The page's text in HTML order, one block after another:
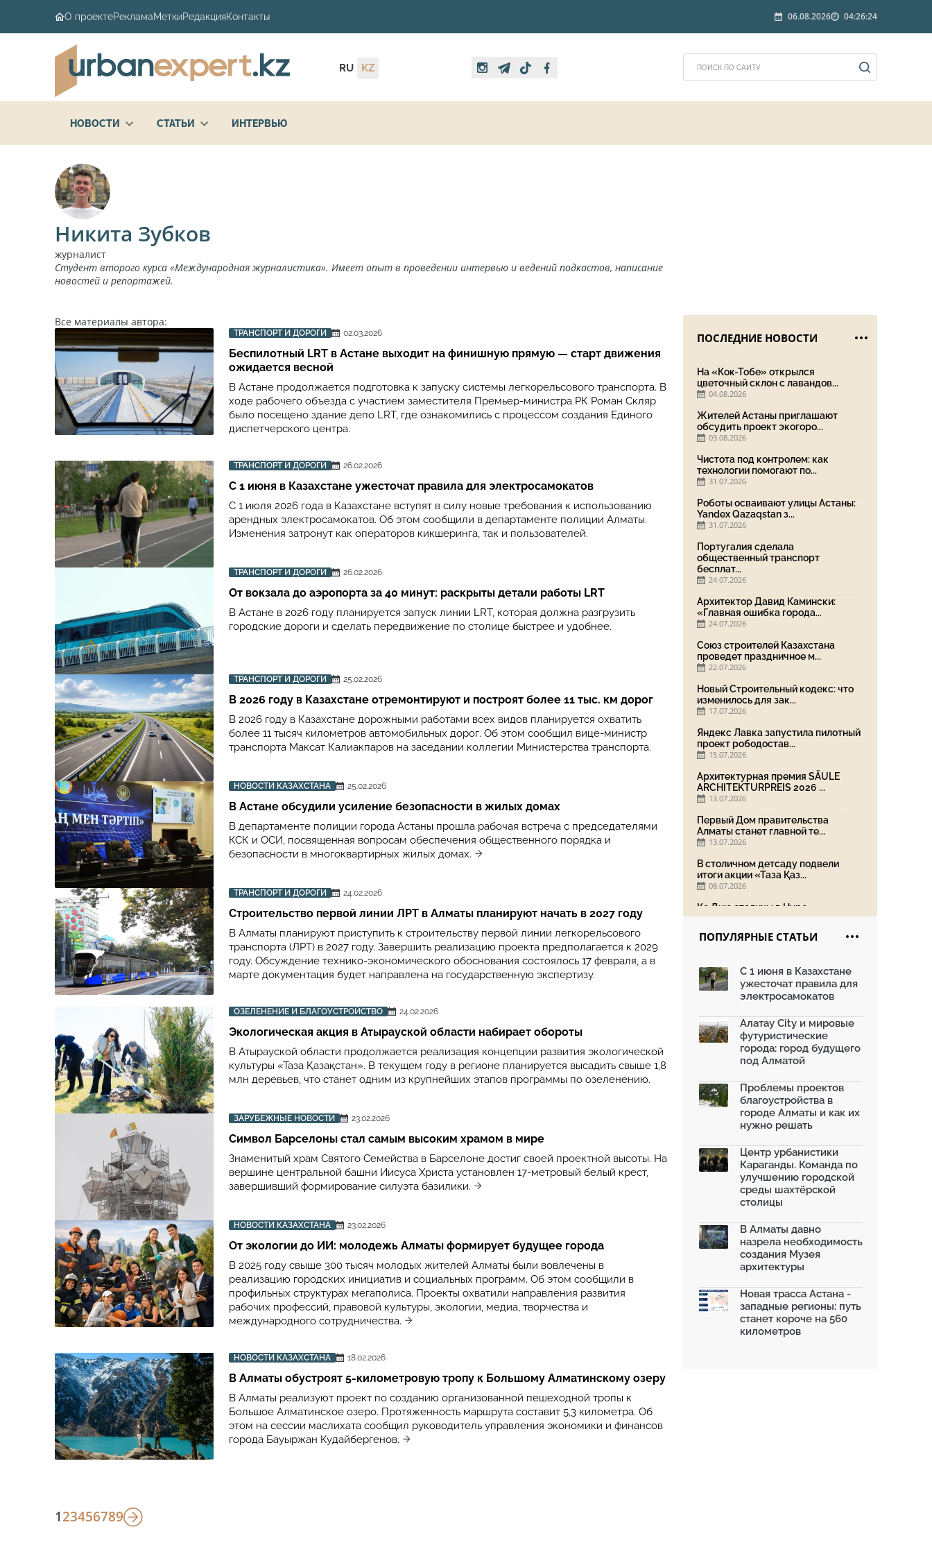
О проектеРекламаМеткиРедакцияКонтакты 06.08.2026 04:26:24
RU KZ
НОВОСТИ СТАТЬИ ИНТЕРВЬЮ
Никита Зубков
журналист
Студент второго курса «Международная журналистика». Имеет опыт в проведении интервью и ведений подкастов, написание
новостей и репортажей.
Все материалы автора:
ТРАНСПОРТ И ДОРОГИ 02.03.2026
Беспилотный LRT в Астане выходит на финишную прямую — старт движения
ожидается весной
В Астане продолжается подготовка к запуску системы легкорельсового транспорта. В
ходе рабочего объезда с участием заместителя Премьер-министра РК Роман Скляр
было посещено здание депо LRT, где ознакомились с процессом создания Единого
диспетчерского центра.
ТРАНСПОРТ И ДОРОГИ 26.02.2026
С 1 июня в Казахстане ужесточат правила для электросамокатов
С 1 июля 2026 года в Казахстане вступят в силу новые требования к использованию
арендных электросамокатов. Об этом сообщили в департаменте полиции Алматы.
Изменения затронут как операторов кикшеринга, так и пользователей.
ТРАНСПОРТ И ДОРОГИ 26.02.2026
От вокзала до аэропорта за 40 минут: раскрыты детали работы LRT
В Астане в 2026 году планируется запуск линии LRT, которая должна разгрузить
городские дороги и сделать передвижение по столице быстрее и удобнее.
ТРАНСПОРТ И ДОРОГИ 25.02.2026
В 2026 году в Казахстане отремонтируют и построят более 11 тыс. км дорог
В 2026 году в Казахстане дорожными работами всех видов планируется охватить
более 11 тысяч километров автомобильных дорог. Об этом сообщил вице-министр
транспорта Максат Калиакпаров на заседании коллегии Министерства транспорта.
НОВОСТИ КАЗАХСТАНА 25.02.2026
В Астане обсудили усиление безопасности в жилых домах
В департаменте полиции города Астаны прошла рабочая встреча с председателями
КСК и ОСИ, посвященная вопросам обеспечения общественного порядка и
безопасности в многоквартирных жилых домах.
ТРАНСПОРТ И ДОРОГИ 24.02.2026
Строительство первой линии ЛРТ в Алматы планируют начать в 2027 году
В Алматы планируют приступить к строительству первой линии легкорельсового
транспорта (ЛРТ) в 2027 году. Завершить реализацию проекта предполагается к 2029
году. Обсуждение технико-экономического обоснования состоялось 17 февраля, а в
марте документация будет направлена на государственную экспертизу.
ОЗЕЛЕНЕНИЕ И БЛАГОУСТРОЙСТВО 24.02.2026
Экологическая акция в Атырауской области набирает обороты
В Атырауской области продолжается реализация концепции развития экологической
культуры «Таза Қазақстан». В текущем году в регионе планируется высадить свыше 1,8
млн деревьев, что станет одним из крупнейших этапов программы по озеленению.
ЗАРУБЕЖНЫЕ НОВОСТИ 23.02.2026
Символ Барселоны стал самым высоким храмом в мире
Знаменитый храм Святого Семейства в Барселоне достиг своей проектной высоты. На
вершине центральной башни Иисуса Христа установлен 17-метровый белый крест,
завершивший формирование силуэта базилики.
НОВОСТИ КАЗАХСТАНА 23.02.2026
От экологии до ИИ: молодежь Алматы формирует будущее города
В 2025 году свыше 300 тысяч молодых жителей Алматы были вовлечены в
реализацию городских инициатив и социальных программ. Об этом сообщили в
профильных структурах мегаполиса. Проекты охватили направления развития
рабочих профессий, правовой культуры, экологии, медиа, творчества и
международного сотрудничества.
НОВОСТИ КАЗАХСТАНА 18.02.2026
В Алматы обустроят 5-километровую тропу к Большому Алматинскому озеру
В Алматы реализуют проект по созданию организованной пешеходной тропы к
Большое Алматинское озеро. Протяженность маршрута составит 5,3 километра. Об
этом на сессии маслихата сообщил руководитель управления экономики и финансов
города Бауыржан Кудайбергенов.
123456789
ПОСЛЕДНИЕ НОВОСТИ
На «Кок-Тобе» открылся
цветочный склон с лавандов...
04.08.2026
Жителей Астаны приглашают
обсудить проект экогоро...
03.08.2026
Чистота под контролем: как
технологии помогают по...
31.07.2026
Роботы осваивают улицы Астаны:
Yandex Qazaqstan з...
31.07.2026
Португалия сделала
общественный транспорт
бесплат...
24.07.2026
Архитектор Давид Камински:
«Главная ошибка города...
24.07.2026
Союз строителей Казахстана
проведет праздничное м...
22.07.2026
Новый Строительный кодекс: что
изменилось для зак...
17.07.2026
Яндекс Лавка запустила пилотный
проект рободостав...
15.07.2026
Архитектурная премия SÄULE
ARCHITEKTURPREIS 2026 ...
13.07.2026
Первый Дом правительства
Алматы станет главной те...
13.07.2026
В столичном детсаду подвели
итоги акции «Таза Қаз...
08.07.2026
Ко Дню столицы в Нуре
благоустроили шесть обществ...
03.07.2026
МЧС усилило мониторинг рек и
02.07.2026
На общественных слушаниях
представили экологическ...
30.06.2026
На слушаниях по корректировке
СЭО Генплана Алматы...
30.06.2026
130-летняя Майская роща в
22.06.2026
По улице Саина в Алматы с 20
июня заработает авто...
19.06.2026
романов о городах с...
18.06.2026
ПОПУЛЯРНЫЕ СТАТЬИ
С 1 июня в Казахстане
ужесточат правила для
электросамокатов
Алатау City и мировые
футуристические
города: город будущего
под Алматой
Проблемы проектов
благоустройства в
городе Алматы и как их
нужно решать
Центр урбанистики
Караганды. Команда по
улучшению городской
среды шахтёрской
столицы
В Алматы давно
назрела необходимость
создания Музея
архитектуры
Новая трасса Астана -
западные регионы: путь
станет короче на 560
километров